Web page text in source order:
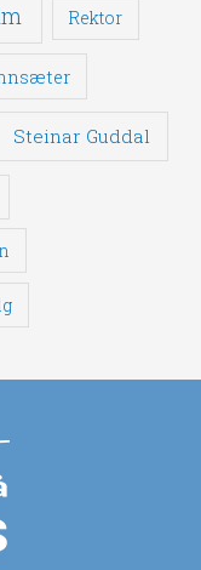
Rektor
Steinar Guddal